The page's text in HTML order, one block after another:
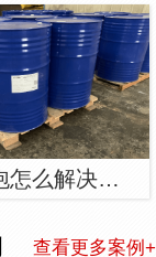
硅油起泡怎么解决？用硅油消泡剂
查看更多案例+